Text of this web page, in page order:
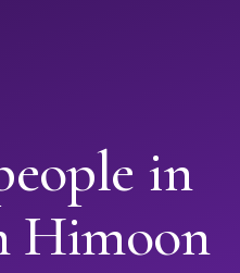
in
Himoon